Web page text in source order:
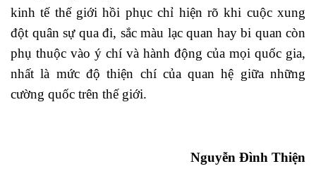
kinh tế thế giới hồi phục chỉ hiện rõ khi cuộc xung
đột quân sự qua đi, sắc màu lạc quan hay bi quan còn
phụ thuộc vào ý chí và hành động của mọi quốc gia,
nhất là mức độ thiện chí của quan hệ giữa những
cường quốc trên thế giới.
Nguyễn Đình Thiện